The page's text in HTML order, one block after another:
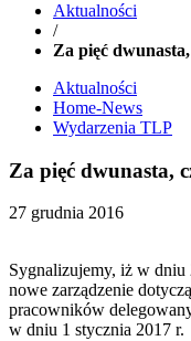
Aktualności
/
Za pięć
Aktualności
Home-News
Wydarzenia TLP
Za pięć dwunasta,
27 grudnia 2016
Sygnalizujemy, iż w dniu
nowe zarządzenie
pracowników
w dniu 1 stycznia 2017 r.